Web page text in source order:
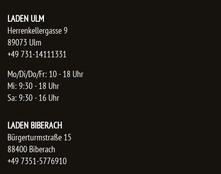
LADEN ULM
Herrenkellergasse 9
89073 Ulm
+49 731-14111331
Mo/Di/Do/Fr: 10 - 18 Uhr
Mi: 9:30 - 18 Uhr
Sa: 9:30 - 16 Uhr
LADEN BIBERACH
Bürgerturmstraße 15
88400 Biberach
+49 7351-5776910